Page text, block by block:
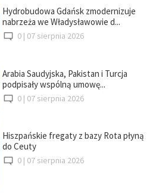
Hydrobudowa Gdańsk zmodernizuje
nabrzeża we Władysławowie d...
0 | 07 sierpnia 2026
Arabia Saudyjska, Pakistan i Turcja
podpisały wspólną umowę...
0 | 07 sierpnia 2026
Hiszpańskie fregaty z bazy Rota płyną
do Ceuty
0 | 07 sierpnia 2026